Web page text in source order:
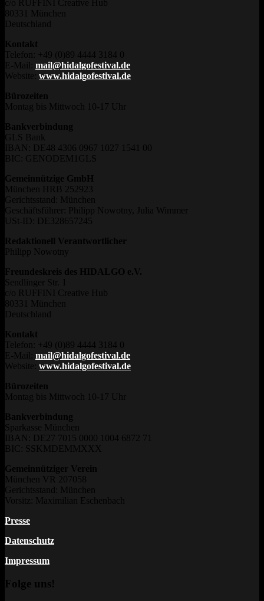
c/o RUFFINI Creative Hub
80331 München
Deutschland
Kontakt
Telefon: +49 (0)89 4444 3184 0
E-Mail: mail@hidalgofestival.de
Website: www.hidalgofestival.de
Bürozeiten
Montag bis Mittwoch 10-17 Uhr
Bankverbindung
GLS Bank
IBAN: DE48 4306 0967 1027 1541 00
BIC: GENODEM1GLS
Gemeinnützige GmbH
München HRB 252923
Gerichtsstand: München
Geschäftsführer: Philipp Nowotny, Julia Wimmer
USt-ID: DE328657245
Redaktionell Verantwortlicher
Philipp Nowotny
Freundeskreis des HIDALGO e.V.
Sendlinger Str. 1
c/o RUFFINI Creative Hub
80331 München
Deutschland
Kontakt
Telefon: +49 (0)89 4444 3184 0
E-Mail: mail@hidalgofestival.de
Website: www.hidalgofestival.de
Bürozeiten
Montag bis Mittwoch 10-17 Uhr
Bankverbindung
Sparkasse München
IBAN: DE27 7015 0000 1004 6872 71
BIC: SSKMDEMMXXX
Gemeinnütziger Verein
München VR 207058
Gerichtsstand: München
Vorsitz: Maximilian Eschenbach
Presse
Datenschutz
Impressum
Folge uns!